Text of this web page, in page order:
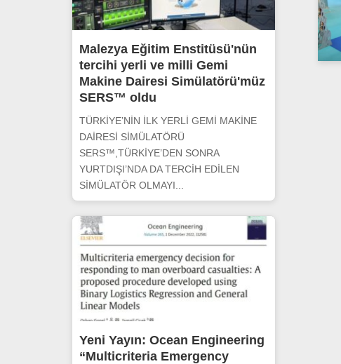
Malezya Eğitim Enstitüsü'nün
tercihi yerli ve milli Gemi
Makine Dairesi Simülatörü'müz
SERS™ oldu
TÜRKİYE’NİN İLK YERLİ GEMİ MAKİNE
DAİRESİ SİMÜLATÖRÜ
SERS™,TÜRKİYE’DEN SONRA
YURTDIŞI’NDA DA TERCİH EDİLEN
SİMÜLATÖR OLMAYI...
Yeni Yayın: Ocean Engineering
“Multicriteria Emergency